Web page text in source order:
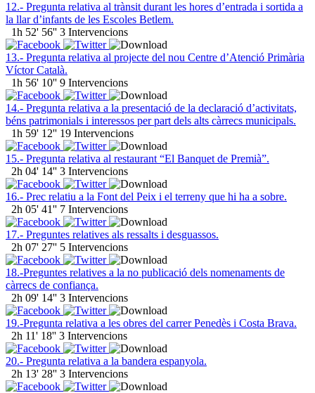
12.- Pregunta relativa al trànsit durant les hores d’entrada i sortida a
la llar d’infants de les Escoles Betlem.
1h 52' 56'' 3 Intervencions
13.- Pregunta relativa al projecte del nou Centre d’Atenció Primària
Víctor Català.
1h 56' 10'' 9 Intervencions
14.- Pregunta relativa a la presentació de la declaració d’activitats,
béns patrimonials i interessos per part dels alts càrrecs municipals.
1h 59' 12'' 19 Intervencions
15.- Pregunta relativa al restaurant “El Banquet de Premià”.
2h 04' 14'' 3 Intervencions
16.- Prec relatiu a la Font del Peix i el terreny que hi ha a sobre.
2h 05' 41'' 7 Intervencions
17.- Preguntes relatives als ressalts i desguassos.
2h 07' 27'' 5 Intervencions
18.-Preguntes relatives a la no publicació dels nomenaments de
càrrecs de confiança.
2h 09' 14'' 3 Intervencions
19.-Pregunta relativa a les obres del carrer Penedès i Costa Brava.
2h 11' 18'' 3 Intervencions
20.- Pregunta relativa a la bandera espanyola.
2h 13' 28'' 3 Intervencions